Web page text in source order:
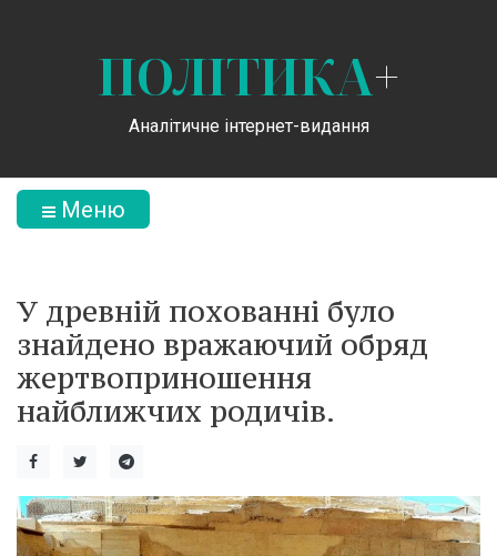
ПОЛІТИКА+
Аналітичне інтернет-видання
Меню
У древній похованні було
знайдено вражаючий обряд
жертвоприношення
найближчих родичів.